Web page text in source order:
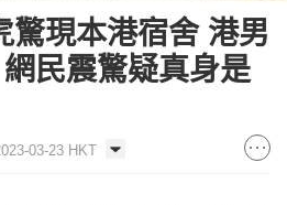
現本港宿舍 港男
民震驚疑真身是
03-23 HKT